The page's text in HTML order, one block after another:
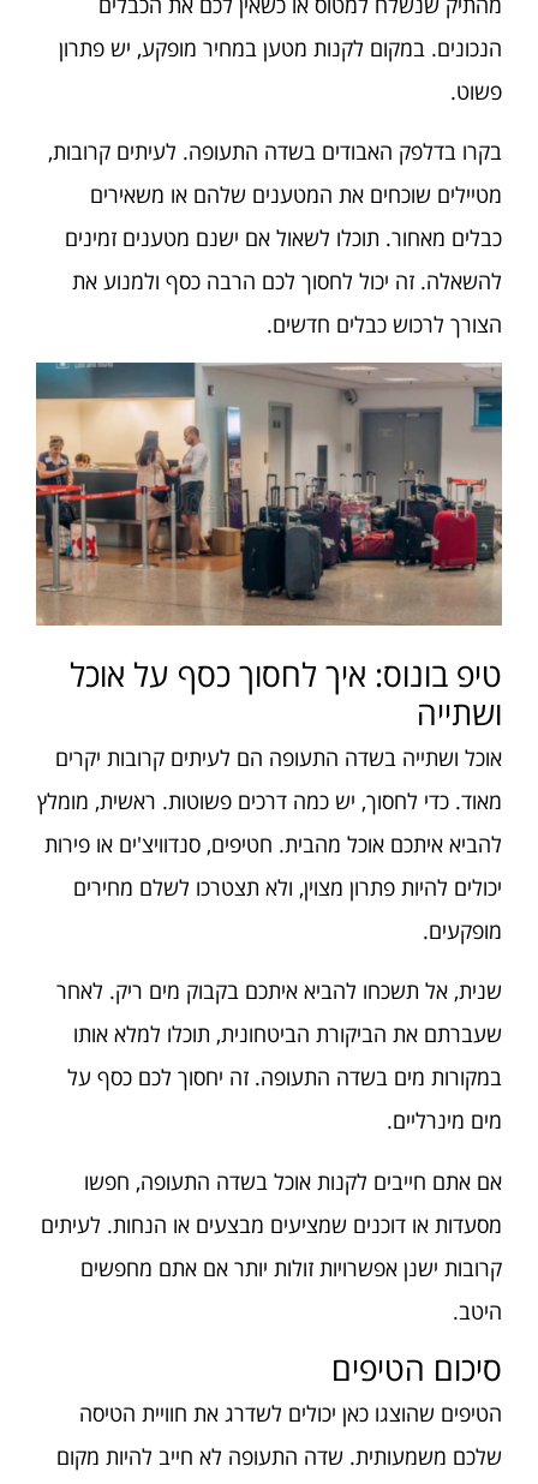
הנכונים. במקום לקנות מטען במחיר מופקע, יש פתרון
פשוט.
בקרו בדלפק האבודים בשדה התעופה. לעיתים קרובות,
מטיילים שוכחים את המטענים שלהם או משאירים
כבלים מאחור. תוכלו לשאול אם ישנם מטענים זמינים
להשאלה. זה יכול לחסוך לכם הרבה כסף ולמנוע את
הצורך לרכוש כבלים חדשים.
טיפ בונוס: איך לחסוך כסף על אוכל
ושתייה
אוכל ושתייה בשדה התעופה הם לעיתים קרובות יקרים
מאוד. כדי לחסוך, יש כמה דרכים פשוטות. ראשית, מומלץ
להביא איתכם אוכל מהבית. חטיפים, סנדוויצ'ים או פירות
יכולים להיות פתרון מצוין, ולא תצטרכו לשלם מחירים
מופקעים.
שנית, אל תשכחו להביא איתכם בקבוק מים ריק. לאחר
שעברתם את הביקורת הביטחונית, תוכלו למלא אותו
במקורות מים בשדה התעופה. זה יחסוך לכם כסף על
מים מינרליים.
אם אתם חייבים לקנות אוכל בשדה התעופה, חפשו
מסעדות או דוכנים שמציעים מבצעים או הנחות. לעיתים
קרובות ישנן אפשרויות זולות יותר אם אתם מחפשים
היטב.
סיכום הטיפים
הטיפים שהוצגו כאן יכולים לשדרג את חוויית הטיסה
שלכם משמעותית. שדה התעופה לא חייב להיות מקום